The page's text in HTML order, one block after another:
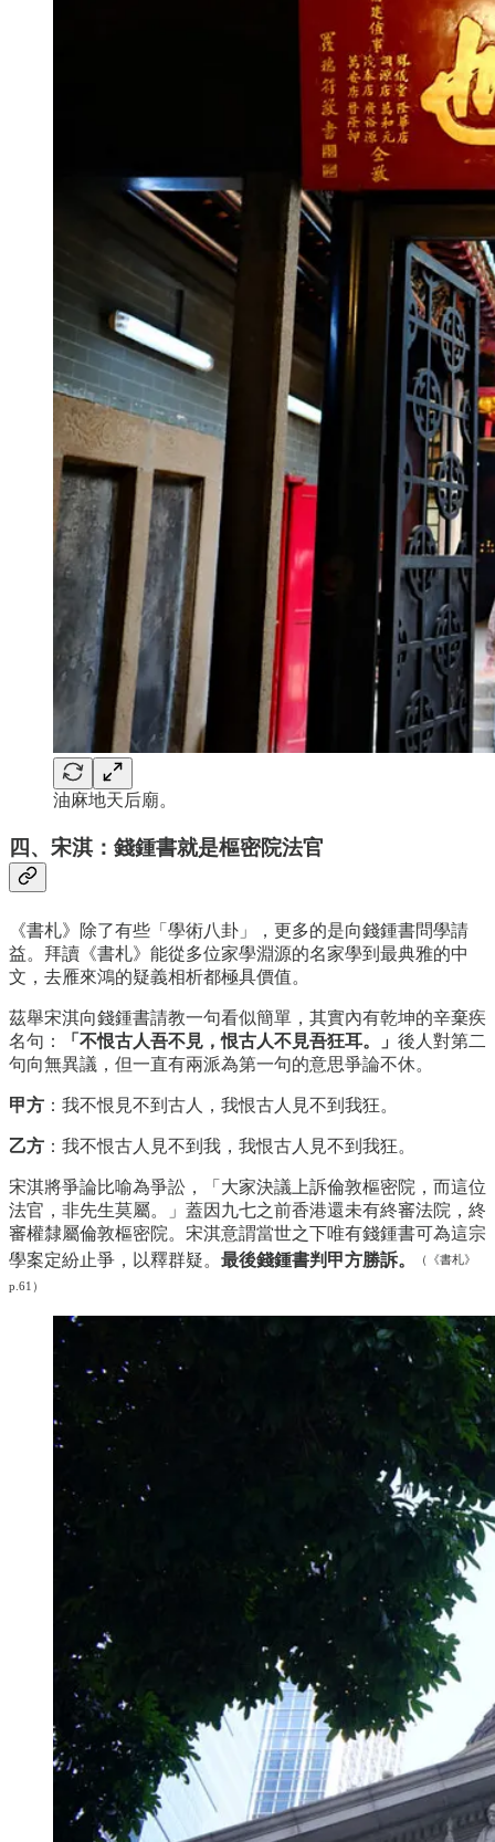
油麻地天后廟。
四、宋淇：錢鍾書就是樞密院法官
《書札》除了有些「學術八卦」，更多的是向錢鍾書問學請
益。拜讀《書札》能從多位家學淵源的名家學到最典雅的中
文，去雁來鴻的疑義相析都極具價值。
茲舉宋淇向錢鍾書請教一句看似簡單，其實內有乾坤的辛棄疾
名句：
「不恨古人吾不見，恨古人不見吾狂耳。」 後人對第二
句向無異議，但一直有兩派為第一句的意思爭論不休。
甲方 ：我不恨見不到古人，我恨古人見不到我狂。
乙方 ：我不恨古人見不到我，我恨古人見不到我狂。
宋淇將爭論比喻為爭訟，「大家決議上訴倫敦樞密院，而這位
法官，非先生莫屬。」蓋因九七之前香港還未有終審法院，終
審權隸屬倫敦樞密院。宋淇意謂當世之下唯有錢鍾書可為這宗
學案定紛止爭，以釋群疑。 最後錢鍾書判甲方勝訴。 （《書札》
p.61）